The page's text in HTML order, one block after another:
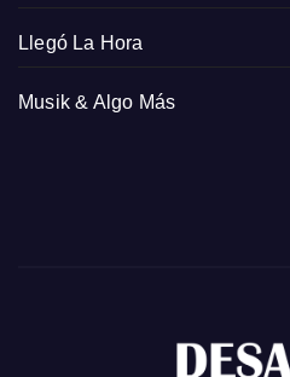
Llegó La Hora
Musik & Algo Más